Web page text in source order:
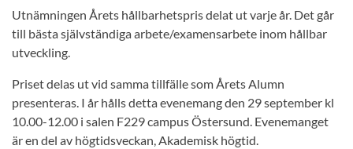
Utnämningen Årets hållbarhetspris delat ut varje år. Det går
till bästa självständiga arbete/examensarbete inom hållbar
utveckling.
Priset delas ut vid samma tillfälle som Årets Alumn
presenteras. I år hålls detta evenemang den 29 september kl
10.00-12.00 i salen F229 campus Östersund. Evenemanget
är en del av högtidsveckan, Akademisk högtid.